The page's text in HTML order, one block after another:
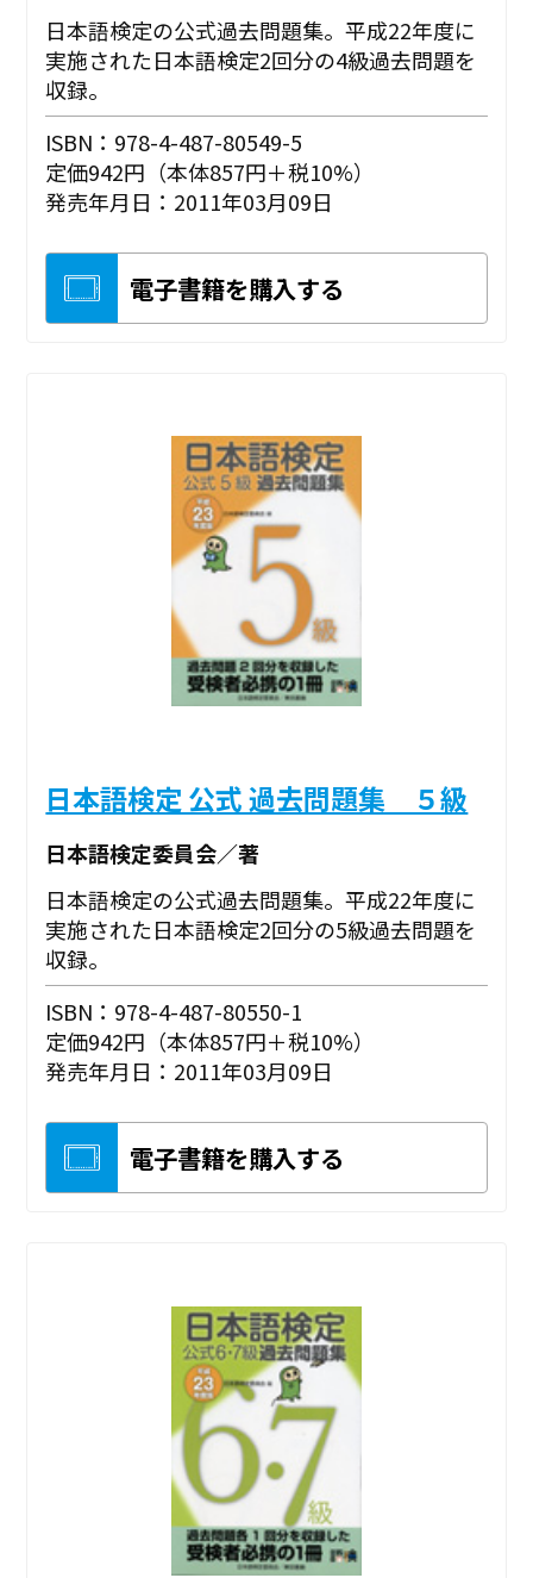
日本語検定の公式過去問題集。平成22年度に
実施された日本語検定2回分の4級過去問題を
収録。
ISBN：978-4-487-80549-5
定価942円（本体857円＋税10%）
発売年月日：2011年03月09日
電子書籍を購入する
日本語検定 公式 過去問題集 ５級
日本語検定委員会／著
日本語検定の公式過去問題集。平成22年度に
実施された日本語検定2回分の5級過去問題を
収録。
ISBN：978-4-487-80550-1
定価942円（本体857円＋税10%）
発売年月日：2011年03月09日
電子書籍を購入する